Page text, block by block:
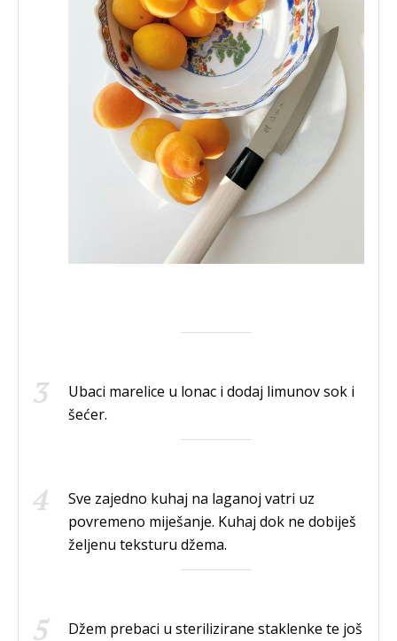
Ubaci marelice u lonac i dodaj limunov sok i
šećer.
Sve zajedno kuhaj na laganoj vatri uz
povremeno miješanje. Kuhaj dok ne dobiješ
željenu teksturu džema.
Džem prebaci u sterilizirane staklenke te još